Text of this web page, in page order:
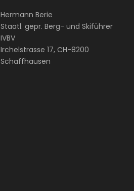
Hermann Berie
Staatl. gepr. Berg- und Skiführer
IVBV
Irchelstrasse 17, CH-8200
Schaffhausen